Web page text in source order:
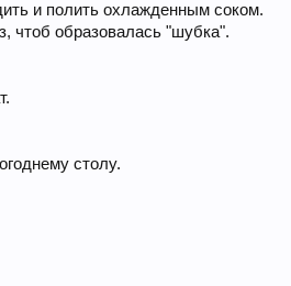
и полить охлажденным соком.
чтоб образовалась "шубка".
столу.